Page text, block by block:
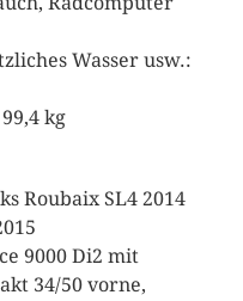
Wasser usw.:
kg
Roubaix SL4 2014
9000 Di2 mit
34/50 vorne,